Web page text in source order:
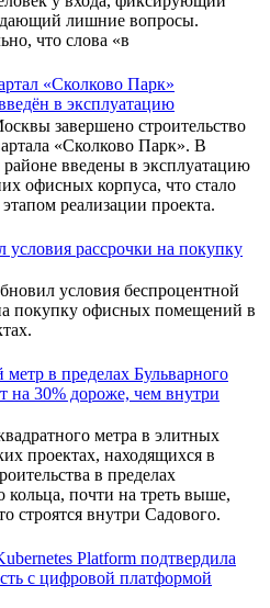
лишние вопросы.
что слова «в
«Сколково Парк»
в эксплуатацию
завершено строительство
«Сколково Парк». В
введены в эксплуатацию
офисных корпуса, что стало
реализации проекта.
условия рассрочки на покупку
условия беспроцентной
покупку офисных помещений в
в пределах Бульварного
на 30% дороже, чем внутри
метра в элитных
проектах, находящихся в
в пределах
кольца, почти на треть выше,
строятся внутри Садового.
Platform подтвердила
с цифровой платформой